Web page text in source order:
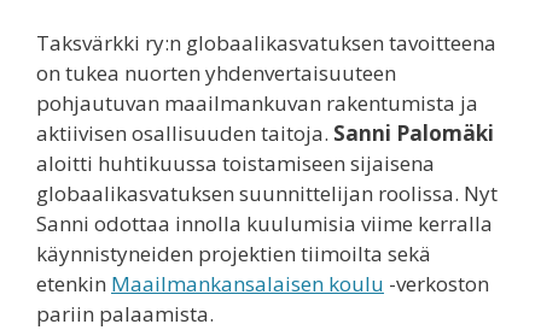
Taksvärkki ry:n globaalikasvatuksen tavoitteena
on tukea nuorten yhdenvertaisuuteen
pohjautuvan maailmankuvan rakentumista ja
aktiivisen osallisuuden taitoja. Sanni Palomäki
aloitti huhtikuussa toistamiseen sijaisena
globaalikasvatuksen suunnittelijan roolissa. Nyt
Sanni odottaa innolla kuulumisia viime kerralla
käynnistyneiden projektien tiimoilta sekä
etenkin Maailmankansalaisen koulu -verkoston
pariin palaamista.